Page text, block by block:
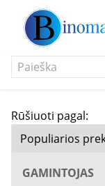
Rūšiuoti pagal:
GAMINTOJAS